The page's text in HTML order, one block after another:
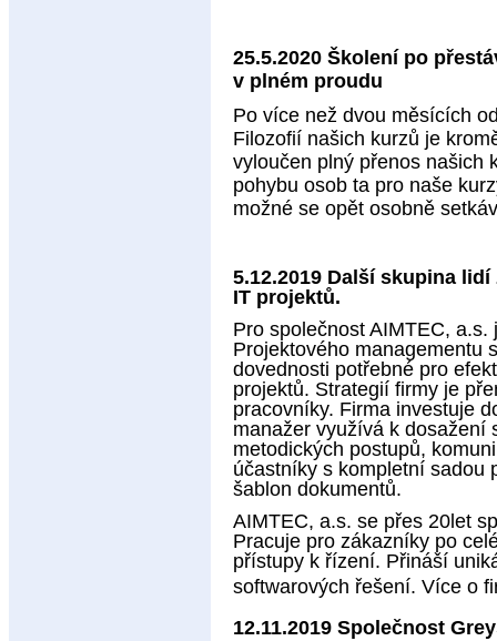
25.5.2020 Školení po
v plném proudu
Po více než dvou měsících
Filozofií našich kurzů je
vyloučen plný přenos našich
pohybu osob ta pro naše
možné se opět osobně
5.12.2019 Další skupina
IT projektů.
Pro společnost AIMTEC,
Projektového managementu
dovednosti potřebné pro
projektů. Strategií firmy je
pracovníky. Firma investuje
manažer využívá k dosažení
metodických postupů,
účastníky s kompletní sadou
šablon dokumentů.
AIMTEC, a.s. se přes 20let
Pracuje pro zákazníky po
přístupy k řízení. Přináší
softwarových řešení. Více o
12.11.2019 Společnost